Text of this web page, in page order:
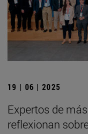
19 | 06 | 2025
Expertos de
reflexionan